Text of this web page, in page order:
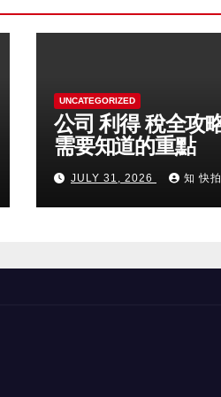
UNCATEGORIZED
公司 利得 稅全攻
需要知道的重點
JULY 31, 2026 知 快拍